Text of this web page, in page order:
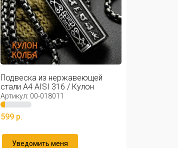
Подвеска из нержавеющей
стали А4 AISI 316 / Кулон
колба ...
Артикул: 00-018011
599 р.
Уведомить меня